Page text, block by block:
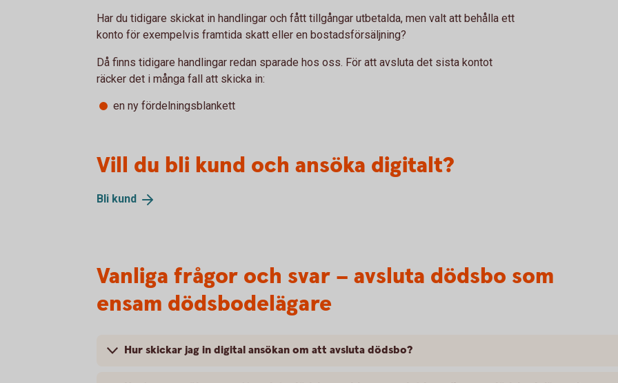
Har du tidigare skickat in handlingar och fått tillgångar utbetalda, men valt att behålla ett
konto för exempelvis framtida skatt eller en bostadsförsäljning?
Då finns tidigare handlingar redan sparade hos oss. För att avsluta det sista kontot
räcker det i många fall att skicka in:
en ny fördelningsblankett
Vill du bli kund och ansöka digitalt?
Bli kund
Vanliga frågor och svar – avsluta dödsbo som
ensam dödsbodelägare
Hur skickar jag in digital ansökan om att avsluta dödsbo?